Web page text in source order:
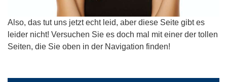
Also, das tut uns jetzt echt leid, aber diese Seite gibt es
leider nicht! Versuchen Sie es doch mal mit einer der tollen
Seiten, die Sie oben in der Navigation finden!